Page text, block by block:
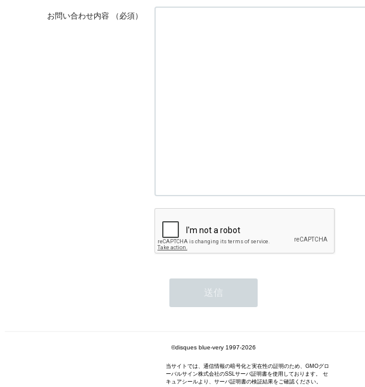
お問い合わせ内容 （必須）
©disques blue-very 1997-2026
当サイトでは、通信情報の暗号化と実在性の証明のため、GMOグロ
ーバルサイン株式会社のSSLサーバ証明書を使用しております。 セ
キュアシールより、サーバ証明書の検証結果をご確認ください。